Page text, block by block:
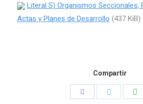
Literal S) Organismos Seccionales,
Actas y Planes de Desarrollo (437 KiB)
Compartir
CompartirCompartir